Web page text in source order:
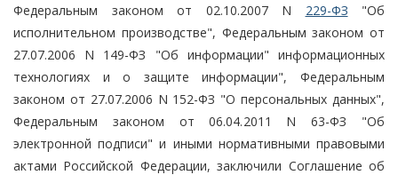
Федеральным законом от 02.10.2007 N 229-ФЗ "Об
исполнительном производстве", Федеральным законом от
27.07.2006 N 149-ФЗ "Об информации" информационных
технологиях и о защите информации", Федеральным
законом от 27.07.2006 N 152-ФЗ "О персональных данных",
Федеральным законом от 06.04.2011 N 63-ФЗ "Об
электронной подписи" и иными нормативными правовыми
актами Российской Федерации, заключили Соглашение об